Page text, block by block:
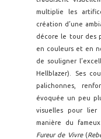
multiplie les
création d’une
décore le tour des
en couleurs et en
de souligner
Hellblazer). Ses
palichonnes,
évoquée un peu
visuelles pour lier
manière du
Fureurde Vivre(